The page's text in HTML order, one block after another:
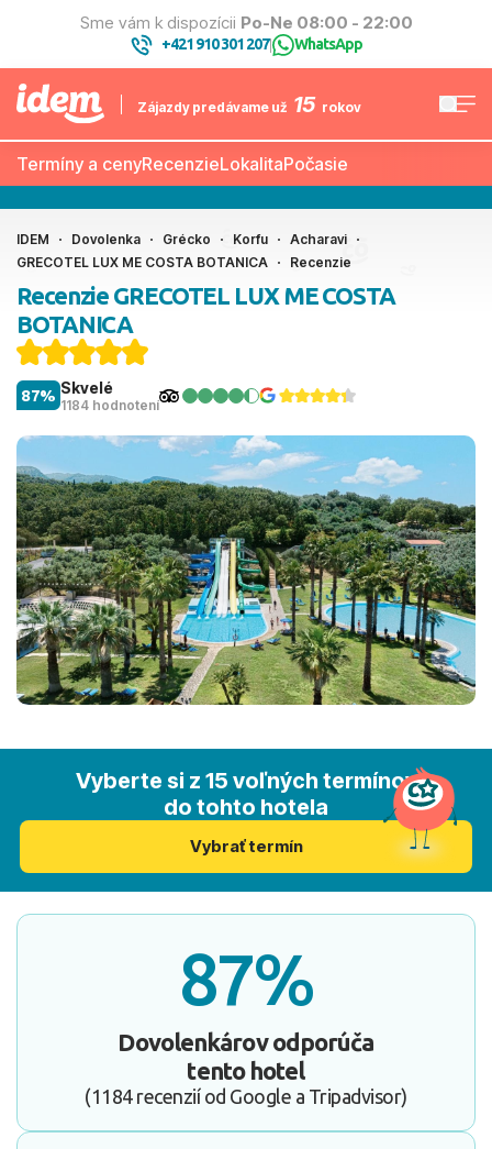
Sme vám k dispozícii Po-Ne 08:00 - 22:00
+421 910 301 207| WhatsApp
Zájazdy predávame už 15 rokov
Termíny a cenyRecenzieLokalitaPočasie
IDEM Dovolenka Grécko Korfu
Acharavi
GRECOTEL LUX ME COSTA BOTANICA
Recenzie
Recenzie GRECOTEL LUX ME COSTA
BOTANICA
Skvelé
1184 hodnotení
87%
Vyberte si z 15 voľných termínov
do tohto hotela
Vybrať termín
87%
Dovolenkárov odporúča
tento hotel
(1184 recenzií od Google a Tripadvisor)